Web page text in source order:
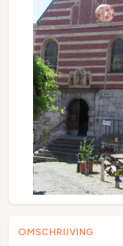
OMSCHRIJVING